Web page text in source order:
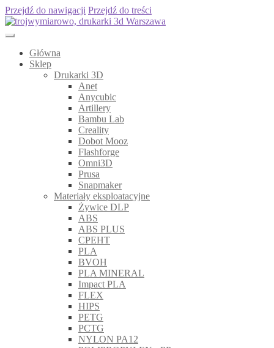
Przejdź do nawigacji Przejdź do treści
Główna
Sklep
Drukarki 3D
Anet
Anycubic
Artillery
Bambu Lab
Creality
Dobot Mooz
Flashforge
Omni3D
Prusa
Snapmaker
Materiały eksploatacyjne
Żywice DLP
ABS
ABS PLUS
CPEHT
PLA
BVOH
PLA MINERAL
Impact PLA
FLEX
HIPS
PETG
PCTG
NYLON PA12